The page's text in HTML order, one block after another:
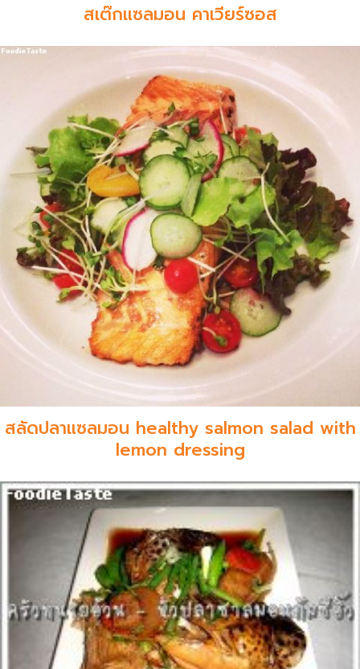
สเต๊กแซลมอน คาเวียร์ซอส
สลัดปลาแซลมอน healthy salmon salad with
lemon dressing